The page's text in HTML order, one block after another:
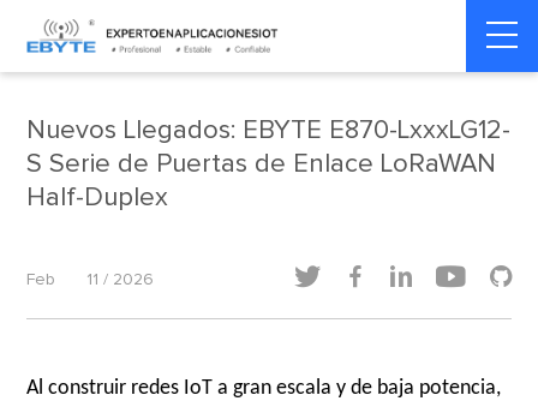
Home > Dinámica del producto Dinámica del producto
Nuevos Llegados: EBYTE E870-LxxxLG12-
S Serie de Puertas de Enlace LoRaWAN
Half-Duplex
Feb 11 / 2026     
Al construir redes IoT a gran escala y de baja potencia,